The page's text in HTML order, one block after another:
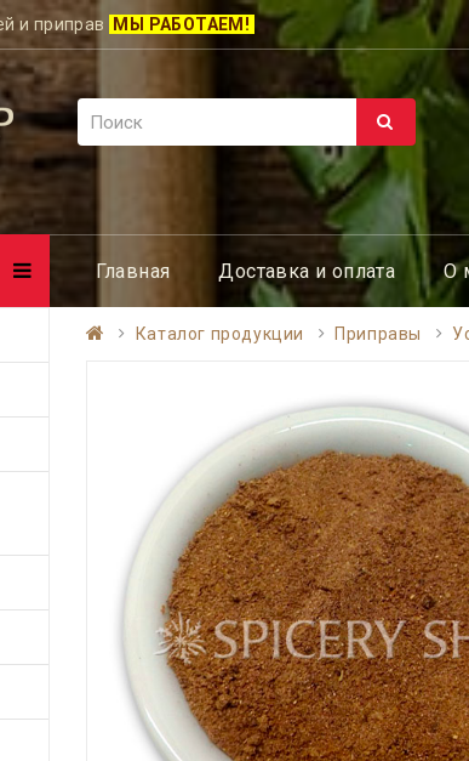
и приправ МЫ РАБОТАЕМ!
Главная Доставка и оплата О
Каталог продукции Приправы